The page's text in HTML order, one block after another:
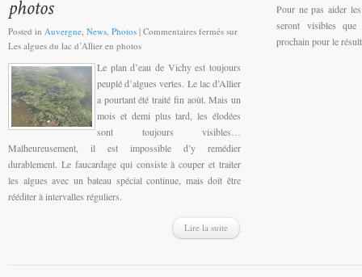
Posted in Auvergne News Photos | Commentaires fermés sur
Les algues du lac d’Allier en photos
Le plan d’eau de Vichy est toujours
peuplé d’algues vertes. Le lac d’Allier
a pourtant été traité fin août. Mais un
mois et demi plus tard, les élodées
sont toujours visibles…
Malheureusement, il est impossible d’y remédier
durablement. Le faucardage qui consiste à couper et traiter
les algues avec un bateau spécial continue, mais doit être
rééditer à intervalles réguliers.
Lire la suite
Pour ne pas aider
seront visibles que
prochain pour le